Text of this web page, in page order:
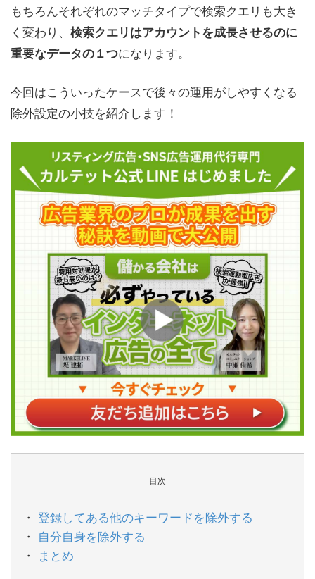
もちろんそれぞれのマッチタイプで検索クエリも大き
く変わり、 検索クエリはアカウントを成長させるのに
重要なデータの１つになります。
今回はこういったケースで後々の運用がしやすくなる
除外設定の小技を紹介します！
目次
登録してある他のキーワードを除外する
自分自身を除外する
まとめ